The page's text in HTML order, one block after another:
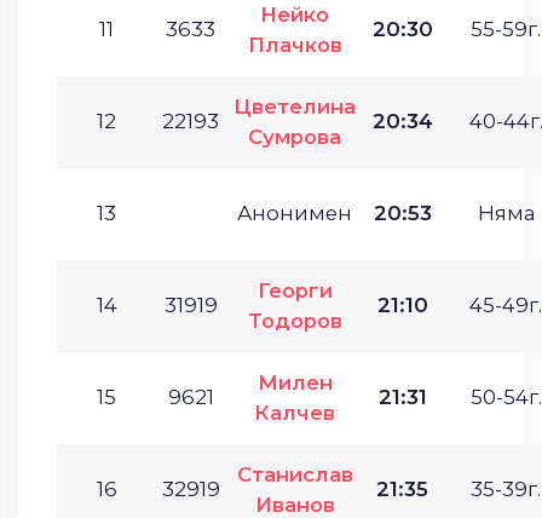
11 3633
Нейко
Плачков
20:30 55-59г.
12 22193
Цветелина
Сумрова
20:34 40-44г.
13 Анонимен 20:53 Няма
14 31919
Георги
Тодоров
21:10 45-49г.
15 9621
Милен
Калчев
21:31 50-54г.
16 32919
Станислав
Иванов
21:35 35-39г.